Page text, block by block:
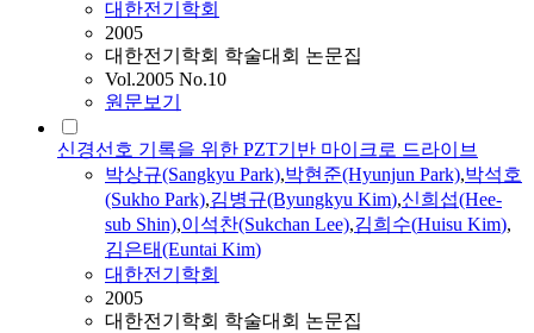
대한전기학회
2005
대한전기학회 학술대회 논문집
Vol.2005 No.10
원문보기
신경선호 기록을 위한 PZT기반 마이크로 드라이브
박상규(Sangkyu Park),박현준(Hyunjun Park),박석호
(Sukho Park),김병규(Byungkyu Kim),신희섭(Hee-
sub Shin),이석찬(Sukchan Lee),김희수(Huisu Kim),
김은태(Euntai Kim)
대한전기학회
2005
대한전기학회 학술대회 논문집